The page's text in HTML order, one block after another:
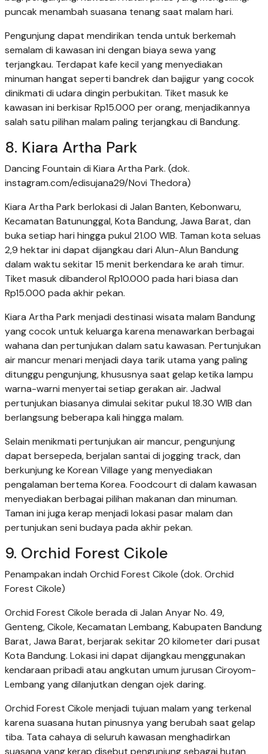
puncak menambah suasana tenang saat malam hari.
Pengunjung dapat mendirikan tenda untuk berkemah
semalam di kawasan ini dengan biaya sewa yang
terjangkau. Terdapat kafe kecil yang menyediakan
minuman hangat seperti bandrek dan bajigur yang cocok
dinikmati di udara dingin perbukitan. Tiket masuk ke
kawasan ini berkisar Rp15.000 per orang, menjadikannya
salah satu pilihan malam paling terjangkau di Bandung.
8. Kiara Artha Park
Dancing Fountain di Kiara Artha Park. (dok.
instagram.com/edisujana29/Novi Thedora)
Kiara Artha Park berlokasi di Jalan Banten, Kebonwaru,
Kecamatan Batununggal, Kota Bandung, Jawa Barat, dan
buka setiap hari hingga pukul 21.00 WIB. Taman kota seluas
2,9 hektar ini dapat dijangkau dari Alun-Alun Bandung
dalam waktu sekitar 15 menit berkendara ke arah timur.
Tiket masuk dibanderol Rp10.000 pada hari biasa dan
Rp15.000 pada akhir pekan.
Kiara Artha Park menjadi destinasi wisata malam Bandung
yang cocok untuk keluarga karena menawarkan berbagai
wahana dan pertunjukan dalam satu kawasan. Pertunjukan
air mancur menari menjadi daya tarik utama yang paling
ditunggu pengunjung, khususnya saat gelap ketika lampu
warna-warni menyertai setiap gerakan air. Jadwal
pertunjukan biasanya dimulai sekitar pukul 18.30 WIB dan
berlangsung beberapa kali hingga malam.
Selain menikmati pertunjukan air mancur, pengunjung
dapat bersepeda, berjalan santai di jogging track, dan
berkunjung ke Korean Village yang menyediakan
pengalaman bertema Korea. Foodcourt di dalam kawasan
menyediakan berbagai pilihan makanan dan minuman.
Taman ini juga kerap menjadi lokasi pasar malam dan
pertunjukan seni budaya pada akhir pekan.
9. Orchid Forest Cikole
Penampakan indah Orchid Forest Cikole (dok. Orchid
Forest Cikole)
Orchid Forest Cikole berada di Jalan Anyar No. 49,
Genteng, Cikole, Kecamatan Lembang, Kabupaten Bandung
Barat, Jawa Barat, berjarak sekitar 20 kilometer dari pusat
Kota Bandung. Lokasi ini dapat dijangkau menggunakan
kendaraan pribadi atau angkutan umum jurusan Ciroyom-
Lembang yang dilanjutkan dengan ojek daring.
Orchid Forest Cikole menjadi tujuan malam yang terkenal
karena suasana hutan pinusnya yang berubah saat gelap
tiba. Tata cahaya di seluruh kawasan menghadirkan
suasana yang kerap disebut pengunjung sebagai hutan